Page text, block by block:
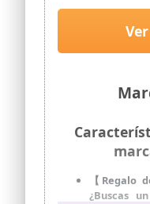
【Regalo
¿Buscas